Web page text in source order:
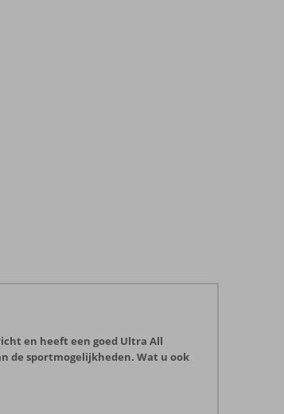
en heeft een goed Ultra All
de sportmogelijkheden. Wat u ook